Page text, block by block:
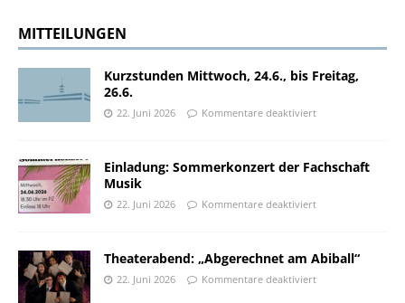
MITTEILUNGEN
Kurzstunden Mittwoch, 24.6., bis Freitag,
26.6.
22. Juni 2026 Kommentare deaktiviert
Einladung: Sommerkonzert der Fachschaft
Musik
22. Juni 2026 Kommentare deaktiviert
Theaterabend: „Abgerechnet am Abiball“
22. Juni 2026 Kommentare deaktiviert